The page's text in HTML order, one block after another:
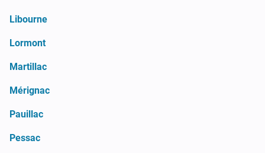
Libourne
Lormont
Martillac
Mérignac
Pauillac
Pessac